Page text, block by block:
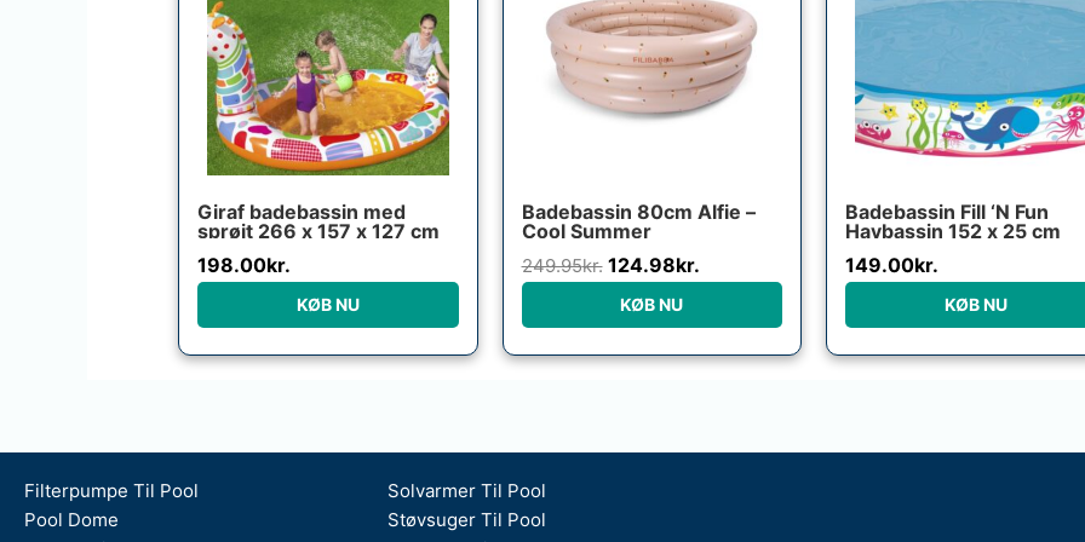
Giraf badebassin med
sprøjt 266 x 157 x 127 cm
198.00kr.
KØB NU
Badebassin 80cm Alfie –
Cool Summer
249.95kr.
249.95kr..
124.98kr.
124.98kr..
KØB NU
Badebassin Fill ‘N Fun
Havbassin 152 x 25 cm
149.00kr.
KØB NU
Filterpumpe Til Pool
Pool Dome
Solvarmer Til Pool
Støvsuger Til Pool